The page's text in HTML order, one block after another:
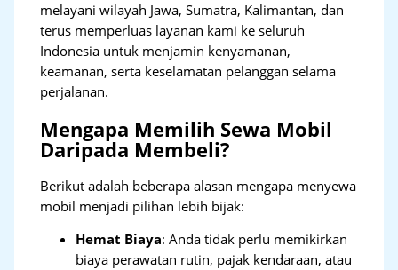
melayani wilayah Jawa, Sumatra, Kalimantan, dan
terus memperluas layanan kami ke seluruh
Indonesia untuk menjamin kenyamanan,
keamanan, serta keselamatan pelanggan selama
perjalanan.
Mengapa Memilih Sewa Mobil
Daripada Membeli?
Berikut adalah beberapa alasan mengapa menyewa
mobil menjadi pilihan lebih bijak:
Hemat Biaya: Anda tidak perlu memikirkan
biaya perawatan rutin, pajak kendaraan, atau